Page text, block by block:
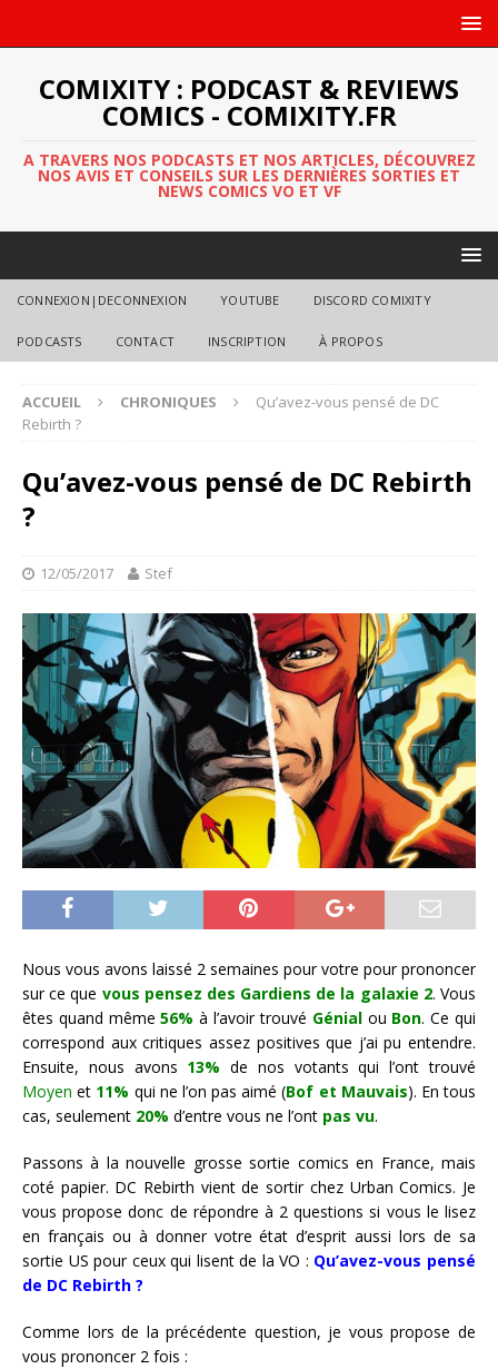
COMIXITY : PODCAST & REVIEWS
COMICS - COMIXITY.FR
A TRAVERS NOS PODCASTS ET NOS ARTICLES, DÉCOUVREZ
NOS AVIS ET CONSEILS SUR LES DERNIÈRES SORTIES ET
NEWS COMICS VO ET VF
CONNEXION|DECONNEXION YOUTUBE DISCORD COMIXITY
PODCASTS CONTACT INSCRIPTION À PROPOS
ACCUEIL CHRONIQUES
Qu’avez-vous pensé de DC
Rebirth ?
Qu’avez-vous pensé de DC Rebirth
?
12/05/2017 Stef
Nous vous avons laissé 2 semaines pour votre pour prononcer
sur ce que vous pensez des Gardiens de la galaxie 2. Vous
êtes quand même56% à l’avoir trouvé Génial ou Bon. Ce qui
correspond aux critiques assez positives que j’ai pu entendre.
Ensuite, nous avons 13% de nos votants qui l’ont trouvé
Moyen et 11% qui ne l’on pas aimé (Bof et Mauvais). En tous
cas, seulement 20% d’entre vous ne l’ont pas vu.
Passons à la nouvelle grosse sortie comics en France, mais
coté papier. DC Rebirth vient de sortir chez Urban Comics. Je
vous propose donc de répondre à 2 questions si vous le lisez
en français ou à donner votre état d’esprit aussi lors de sa
sortie US pour ceux qui lisent de la VO : Qu’avez-vous pensé
de DC Rebirth ?
Comme lors de la précédente question, je vous propose de
vous prononcer 2 fois :